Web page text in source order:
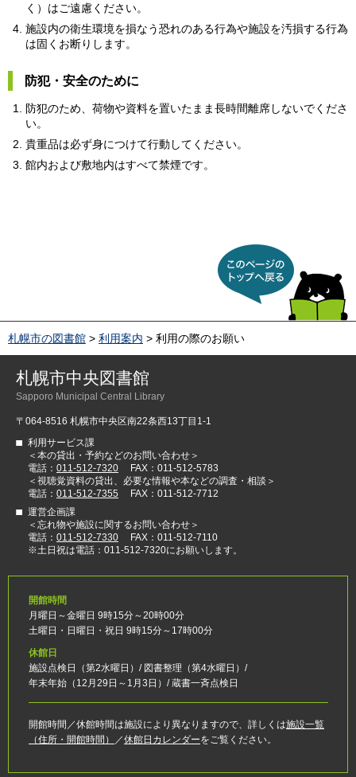
く）はご遠慮ください。
施設内の衛生環境を損なう恐れのある行為や施設を汚損する行為
は固くお断りします。
防犯・安全のために
防犯のため、荷物や資料を置いたまま長時間離席しないでくださ
い。
貴重品は必ず身につけて行動してください。
館内および敷地内はすべて禁煙です。
このページのトップへ戻
る
札幌市の図書館 > 利用案内 > 利用の際のお願い
札幌市中央図書館
Sapporo Municipal Central Library
〒064-8516 札幌市中央区南22条西13丁目1-1
利用サービス課
＜本の貸出・予約などのお問い合わせ＞
電話： 011-512-7320
FAX：011-512-5783
＜視聴覚資料の貸出、必要な情報や本などの調査・相談＞
電話： 011-512-7355
FAX：011-512-7712
運営企画課
＜忘れ物や施設に関するお問い合わせ＞
電話： 011-512-7330
FAX：011-512-7110
※土日祝は電話：011-512-7320にお願いします。
開館時間
月曜日～金曜日 9時15分～20時00分
土曜日・日曜日・祝日 9時15分～17時00分
休館日
施設点検日（第2水曜日）/ 図書整理（第4水曜日）/
年末年始（12月29日～1月3日）/ 蔵書一斉点検日
開館時間／休館時間は施設により異なりますので、詳しくは施設一覧
（住所・開館時間）
／休館日カレンダーをご覧ください。